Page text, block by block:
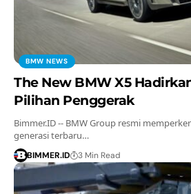
BMW NEWS
The New BMW X5
Pilihan Penggerak
Bimmer.ID -- BMW Group resmi
generasi terbaru…
BIMMER.ID 3 Min Read